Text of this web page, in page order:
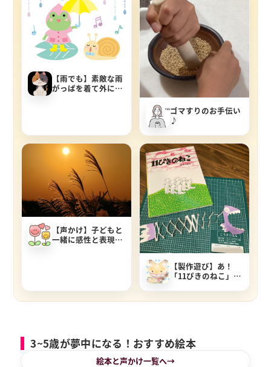
【雨でも】素敵な雨
がっぱを着て外に出
ゴマすりのお手伝い
♪
【声かけ】子どもと
一緒に感性と表現力
【製作遊び】あ！
「11ぴきのねこ」が
3~5歳が夢中になる！おすすめ絵本
絵本と声かけ一覧へ